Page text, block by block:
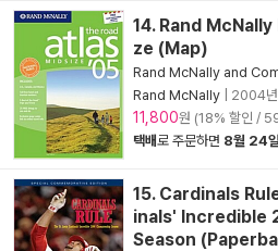
14. Rand
ze (Map)
Rand McNally and
Rand McNally
2004
11,800원 (18% 할인 /
택배로 주문하면 8월 24
15. Cardinals
inals' Incredible
Season